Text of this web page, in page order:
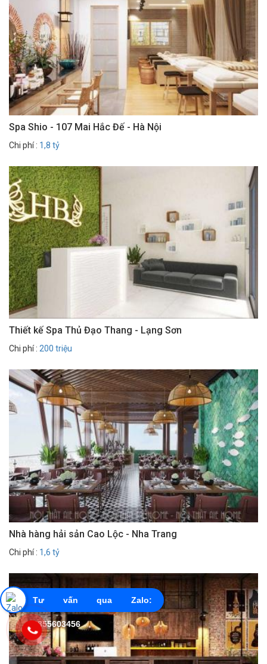
Spa Shio - 107 Mai Hắc Đế - Hà Nội
Chi phí : 1,8 tỷ
Thiết kế Spa Thủ Đạo Thang - Lạng Sơn
Chi phí : 200 triệu
Nhà hàng hải sản Cao Lộc - Nha Trang
Chi phí : 1,6 tỷ
Tư vấn qua Zalo:
0855603456